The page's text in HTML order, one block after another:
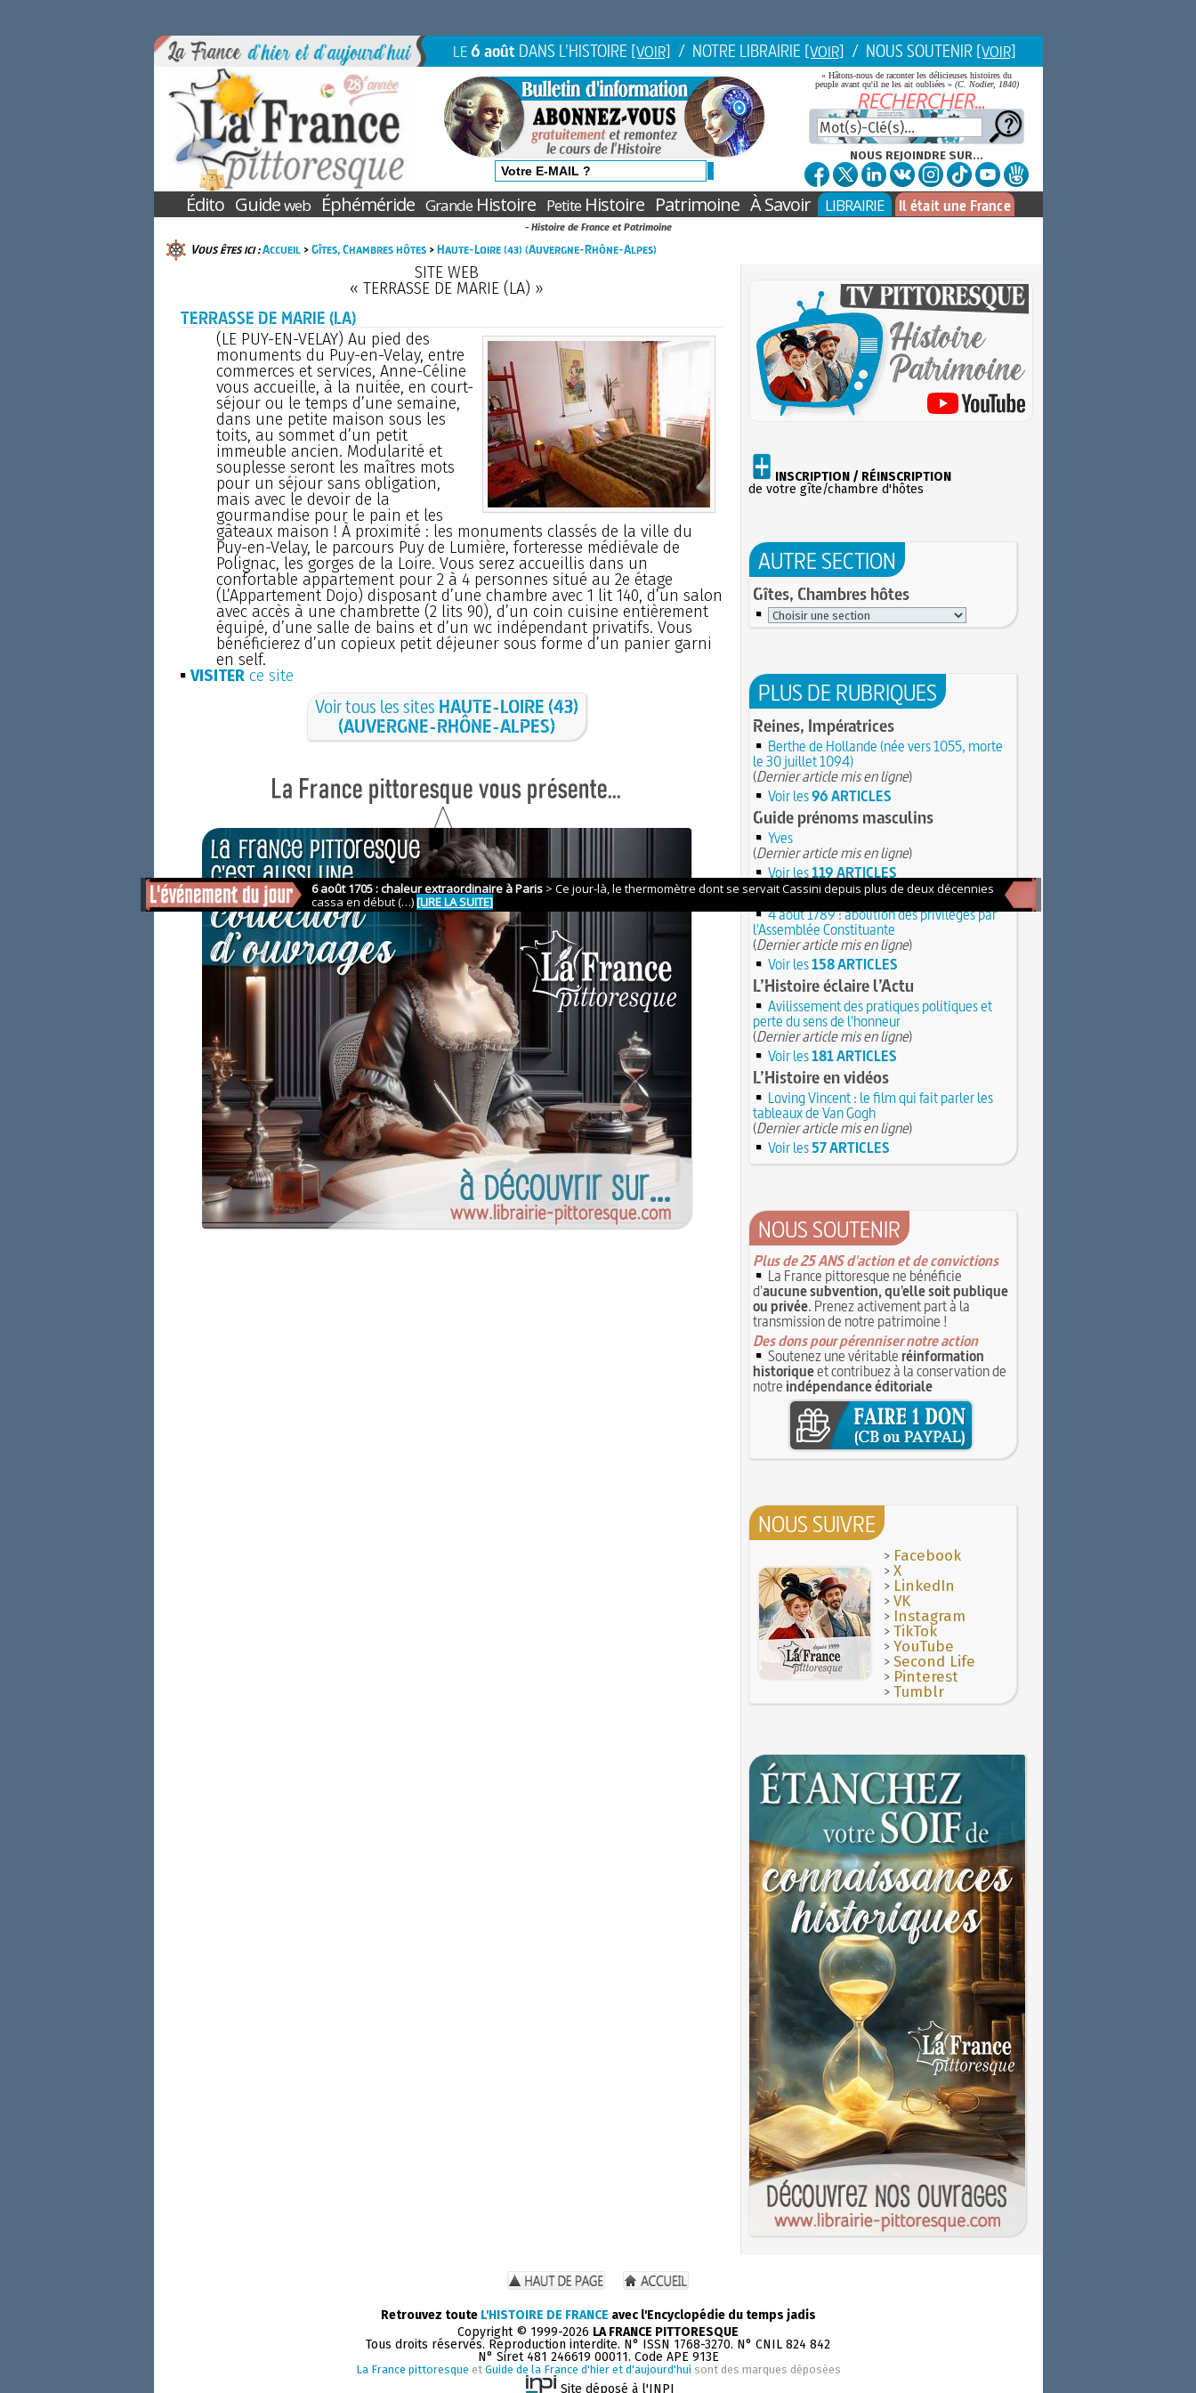
LE6 août DANS L'HISTOIRE [VOIR] / NOTRE LIBRAIRIE [VOIR] / NOUS SOUTENIR [VOIR]
« Hâtons-nous de raconter les délicieuses histoires du
peuple avant qu'il ne les ait oubliées » (C. Nodier, 1840)
NOUS REJOINDRE SUR...
Édito Guideweb Éphéméride GrandeHistoire PetiteHistoire Patrimoine À Savoir LIBRAIRIE Il était une France
- Histoire de France et Patrimoine
Vous êtes ici :Accueil>Gîtes, Chambres hôtes>Haute-Loire (43) (Auvergne-Rhône-Alpes)
SITE WEB
« TERRASSE DE MARIE (LA) »
TERRASSE DE MARIE (LA)
(LE PUY-EN-VELAY) Au pied des
monuments du Puy-en-Velay, entre
commerces et services, Anne-Céline
vous accueille, à la nuitée, en court-
séjour ou le temps d’une semaine,
dans une petite maison sous les
toits, au sommet d’un petit
immeuble ancien. Modularité et
souplesse seront les maîtres mots
pour un séjour sans obligation,
mais avec le devoir de la
gourmandise pour le pain et les
gâteaux maison ! À proximité : les monuments classés de la ville du
Puy-en-Velay, le parcours Puy de Lumière, forteresse médiévale de
Polignac, les gorges de la Loire. Vous serez accueillis dans un
confortable appartement pour 2 à 4 personnes situé au 2e étage
(L’Appartement Dojo) disposant d’une chambre avec 1 lit 140, d’un salon
avec accès à une chambrette (2 lits 90), d’un coin cuisine entièrement
équipé, d’une salle de bains et d’un wc indépendant privatifs. Vous
bénéficierez d’un copieux petit déjeuner sous forme d’un panier garni
en self.
VISITERce site
Voir tous les sites HAUTE-LOIRE (43)
(AUVERGNE-RHÔNE-ALPES)
INSCRIPTION / RÉINSCRIPTION
de votre gîte/chambre d'hôtes
AUTRE SECTION
Gîtes, Chambres hôtes
PLUS DE RUBRIQUES
Reines, Impératrices
Berthe de Hollande (née vers 1055, morte
le 30 juillet 1094)
(Dernier article mis en ligne)
Voir les96 ARTICLES
Guide prénoms masculins
Yves
(Dernier article mis en ligne)
Voir les119 ARTICLES
Événements marquants
4 août 1789 : abolition des privilèges par
l'Assemblée Constituante
(Dernier article mis en ligne)
Voir les158 ARTICLES
L’Histoire éclaire l’Actu
Avilissement des pratiques politiques et
perte du sens de l'honneur
(Dernier article mis en ligne)
Voir les181 ARTICLES
L’Histoire en vidéos
Loving Vincent : le film qui fait parler les
tableaux de Van Gogh
(Dernier article mis en ligne)
Voir les57 ARTICLES
NOUS SOUTENIR
Plus de 25 ANS d'action et de convictions
La France pittoresque ne bénéficie
d'aucune subvention, qu'elle soit publique
ou privée. Prenez activement part à la
transmission de notre patrimoine !
Des dons pour pérenniser notre action
Soutenez une véritableréinformation
historiqueet contribuez à la conservation de
notre indépendance éditoriale
NOUS SUIVRE
> Facebook
>X
> LinkedIn
>VK
> Instagram
>TikTok
>YouTube
>Second Life
> Pinterest
>Tumblr
Retrouvez toute L'HISTOIRE DE FRANCE avec l'Encyclopédie du temps jadis
Copyright © 1999-2026 LA FRANCE PITTORESQUE
Tous droits réservés. Reproduction interdite. N° ISSN 1768-3270. N° CNIL 824 842
N° Siret 481 246619 00011. Code APE 913E
La France pittoresque et Guide de la France d'hier et d'aujourd'hui sont des marques déposées
Site déposé à l'INPI